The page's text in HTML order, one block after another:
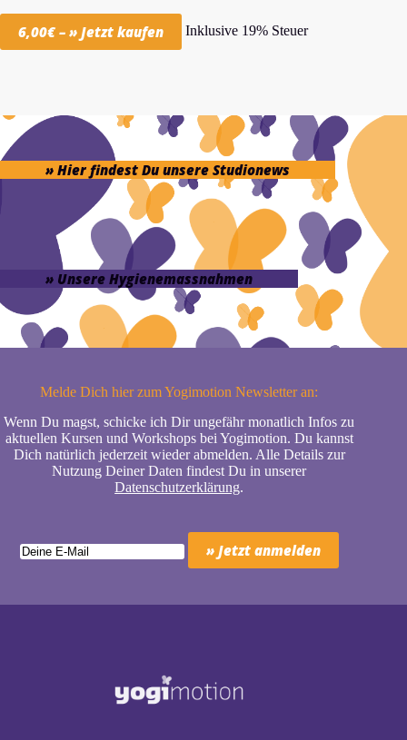
6,00€ – » Jetzt kaufen Inklusive 19% Steuer
» Hier findest Du unsere Studionews
» Unsere Hygienemassnahmen
Melde Dich hier zum Yogimotion Newsletter an:
Wenn Du magst, schicke ich Dir ungefähr monatlich Infos zu
aktuellen Kursen und Workshops bei Yogimotion. Du kannst
Dich natürlich jederzeit wieder abmelden. Alle Details zur
Nutzung Deiner Daten findest Du in unserer
Datenschutzerklärung.